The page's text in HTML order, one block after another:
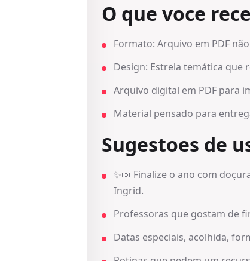
O que voce
Formato: Arquivo em PDF
Design: Estrela temática que
Arquivo digital em PDF para
Material pensado para
Sugestoes de
✨🍬 Finalize o ano com
Ingrid.
Professoras que gostam de
Datas especiais, acolhida,